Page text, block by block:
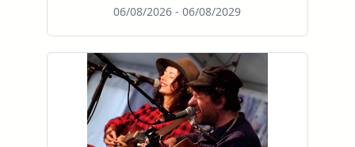
06/08/2026 - 06/08/2029